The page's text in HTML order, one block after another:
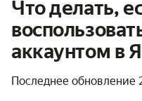
Что делать,
аккаунтом в
Последнее обновление